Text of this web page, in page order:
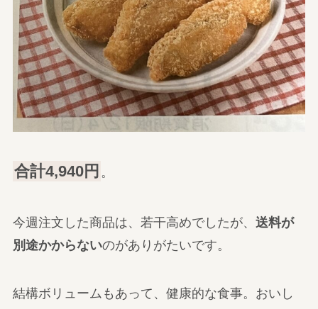
合計4,940円 。
今週注文した商品は、若干高めでしたが、 送料が
別途かからないのがありがたいです。
結構ボリュームもあって、健康的な食事。おいし